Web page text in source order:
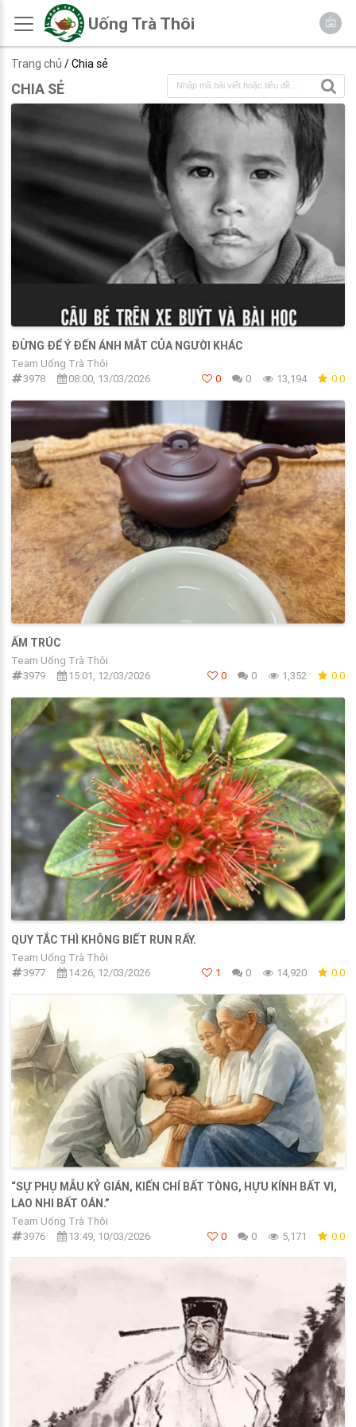
Uống Trà Thôi
Trang chủ / Chia sẻ
CHIA SẺ
ĐỪNG ĐỂ Ý ĐẾN ÁNH MẮT CỦA NGƯỜI KHÁC
Team Uống Trà Thôi
3978
08:00, 13/03/2026 0 0 13,194 0.0
ẤM TRÚC
Team Uống Trà Thôi
3979
15:01, 12/03/2026 0 0 1,352 0.0
QUY TẮC THÌ KHÔNG BIẾT RUN RẨY.
Team Uống Trà Thôi
3977
14:26, 12/03/2026 1 0 14,920 0.0
“SỰ PHỤ MẪU KỶ GIÁN, KIẾN CHÍ BẤT TÒNG, HỰU KÍNH BẤT VI,
LAO NHI BẤT OÁN.”
Team Uống Trà Thôi
3976
13:49, 10/03/2026 0 0 5,171 0.0